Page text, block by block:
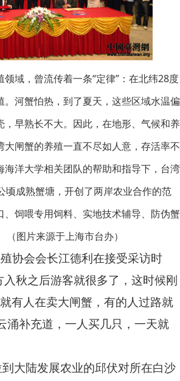
域，曾流传着一条“定律”：在北纬28度
。河蟹怕热，到了夏天，这些区域水温偏
，早熟长不大。因此，在地形、气候和养
大闸蟹的养殖一直不尽如人意，存活率不
海洋大学相关团队的帮助和指导下，台湾
顷成熟蟹塘，开创了两岸农业合作的范
、饲喂专用饲料、实地技术辅导、防伪蟹
（图片来源于上海市台办）
协会会长江德利在接受采访时
入秋之后游客就很多了，这时候刚
有人在卖大闸蟹，有的人过路就
涌补充道，一人买几只，一天就
大陆发展农业的邱伏对所在白沙